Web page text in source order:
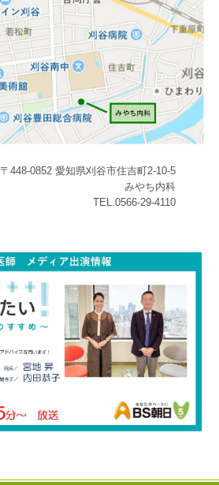
〒448-0852 愛知県刈谷市住吉町2-10-5
みやち内科
TEL.0566-29-4110